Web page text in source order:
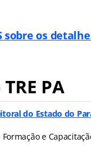
sobre os
PA
do Estado do
e